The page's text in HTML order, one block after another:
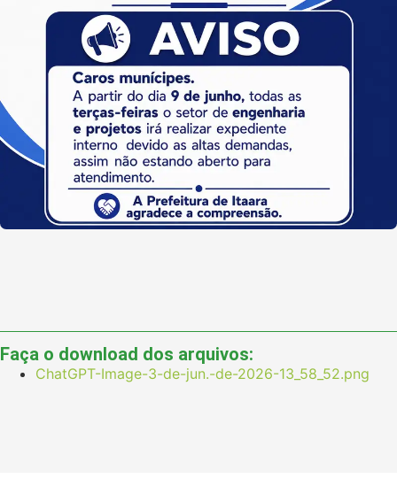
Faça o download dos arquivos:
ChatGPT-Image-3-de-jun.-de-2026-13_58_52.png